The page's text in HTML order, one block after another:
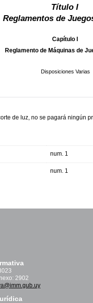
Título I
Reglamentos de
Capítulo I
Reglamento de Máquinas de
Disposiciones Varias
de luz, no se pagará ningún
num. 1
num. 1
2902